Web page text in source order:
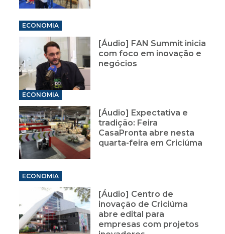
ECONOMIA
[Áudio] FAN Summit inicia
com foco em inovação e
negócios
ECONOMIA
[Áudio] Expectativa e
tradição: Feira
CasaPronta abre nesta
quarta-feira em Criciúma
ECONOMIA
[Áudio] Centro de
inovação de Criciúma
abre edital para
empresas com projetos